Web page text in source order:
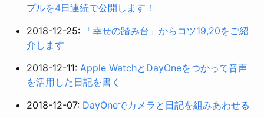
プルを4日連続で公開します！
2018-12-25:
「幸せの踏み台」からコツ19,20をご紹
介します
2018-12-11: Apple WatchとDayOneをつかって音声
を活用した日記を書く
2018-12-07: DayOneでカメラと日記を組みあわせる